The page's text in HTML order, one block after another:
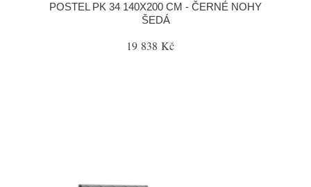
POSTEL PK 34 140X200 CM - ČERNÉ NOHY
ŠEDÁ
19 838 Kč